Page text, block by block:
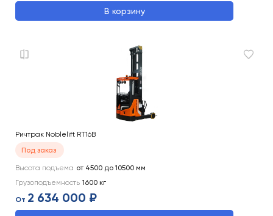
В корзину
Ричтрак Noblelift RT16B
Под заказ
Высота подъема от 4500 до 10500 мм
Грузоподъемность 1600 кг
От 2 634 000 ₽